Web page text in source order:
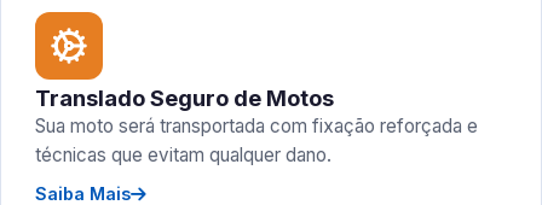
Translado Seguro de Motos
Sua moto será transportada com fixação reforçada e
técnicas que evitam qualquer dano.
Saiba Mais